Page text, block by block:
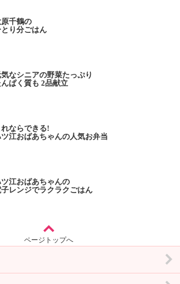
千鶴の
り分ごはん
なシニアの野菜たっぷり
ぱく質も 2品献立
れならできる!
江おばあちゃんの人気お弁当
江おばあちゃんの
子レンジでラクラクごはん
ページトップへ